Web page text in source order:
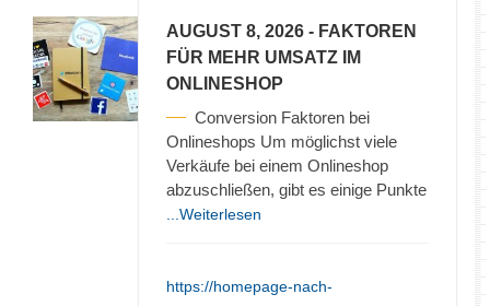
AUGUST 8, 2026 - FAKTOREN
FÜR MEHR UMSATZ IM
ONLINESHOP
Conversion Faktoren bei
Onlineshops Um möglichst viele
Verkäufe bei einem Onlineshop
abzuschließen, gibt es einige Punkte
...Weiterlesen
https://homepage-nach-